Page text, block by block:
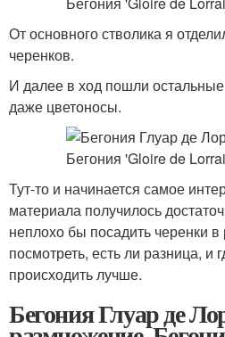
От основного стволика я
черенков.
И далее в ход пошли
даже цветоносы.
Тут-то и начинается самое
материала получилось
неплохо бы посадить черенки
посмотреть, есть ли разница, и
происходить лучше.
Бегония Глуар де